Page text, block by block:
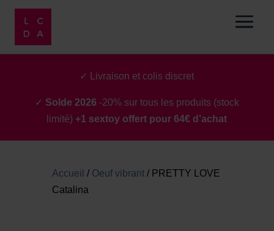
✓ Livraison et colis discret
✓ Solde 2026 -20% sur tous les produits (stock
limité) +1 sextoy offert pour 64€ d’achat
Accueil / Oeuf vibrant/ PRETTY LOVE
Catalina